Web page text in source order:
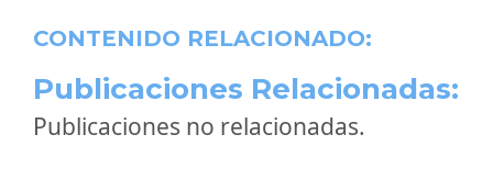
CONTENIDO RELACIONADO:
Publicaciones Relacionadas:
Publicaciones no relacionadas.